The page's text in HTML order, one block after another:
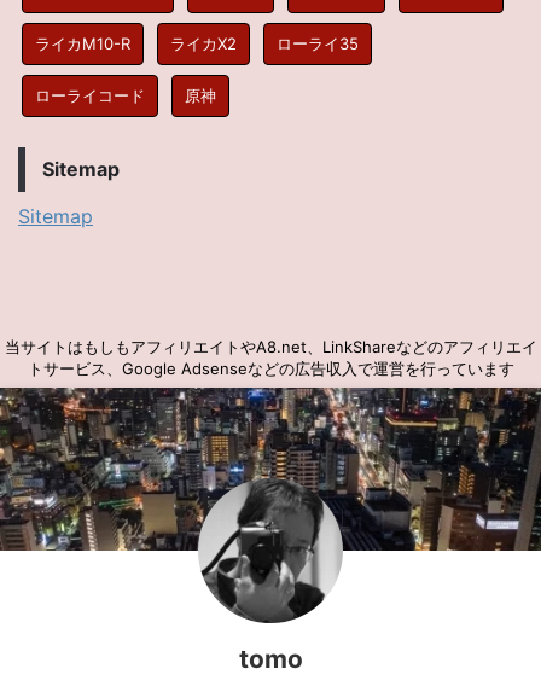
ライカM10-R ライカX2 ローライ35
ローライコード 原神
Sitemap
Sitemap
当サイトはもしもアフィリエイトやA8.net、LinkShareなどのアフィリエイ
トサービス、Google Adsenseなどの広告収入で運営を行っています
tomo